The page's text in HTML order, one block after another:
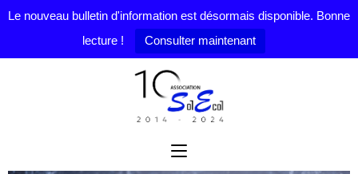
Le nouveau bulletin d'information est désormais disponible. Bonne
lecture !
Consulter maintenant